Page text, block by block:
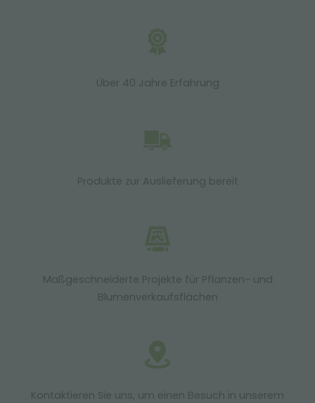
Über 40 Jahre Erfahrung
Produkte zur Auslieferung bereit
Maßgeschneiderte Projekte für Pflanzen- und
Blumenverkaufsflächen
Kontaktieren Sie uns, um einen Besuch in unserem